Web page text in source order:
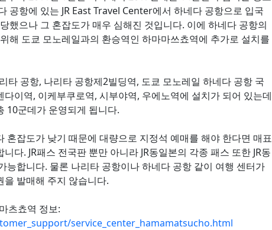
공항에 있는 JR East Travel Center에서 하네다 공항으로 입국
했으나 그 혼잡도가 매우 심해진 것입니다. 이에 하네다 공항의
해 도쿄 모노레일과의 환승역인 하마마쓰쵸역에 추가로 설치를
타 공항, 나리타 공항제2빌딩역, 도쿄 모노레일 하네다 공항 국
이역, 이케부쿠로역, 시부야역, 우에노역에 설치가 되어 있는데
10군데가 운영되게 됩니다.
혼잡도가 낮기 때문에 대량으로 지정석 예매를 해야 한다면 매표
다. JR패스 전국판 뿐만 아니라 JR동일본의 각종 패스 또한 JR동
능합니다. 물론 나리타 공항이나 하네다 공항 같이 여행 센터가
발매해 주지 않습니다.
츠쵸역 정보:
service_center_hamamatsucho.html